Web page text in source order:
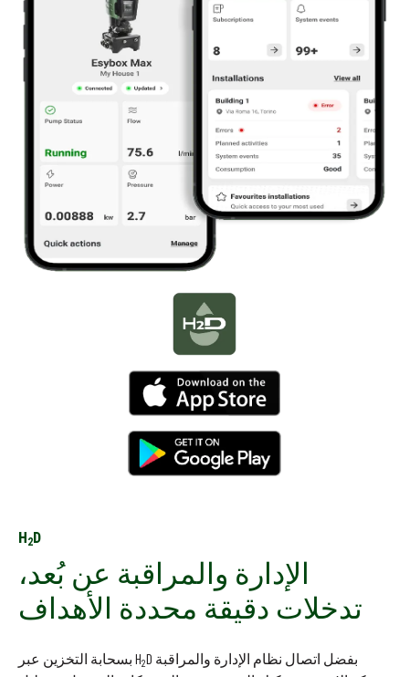
H2D
الإدارة والمراقبة عن بُعد،
تدخلات دقيقة محددة الأهداف
بفضل اتصال نظام الإدارة والمراقبة H 2
D بسحابة التخزين عبر